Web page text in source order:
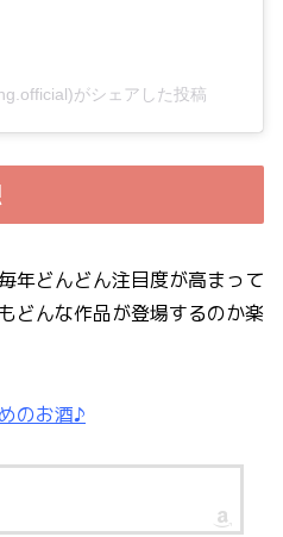
がシェアした投稿
年どんどん注目度が高まって
どんな作品が登場するのか楽
のお酒♪